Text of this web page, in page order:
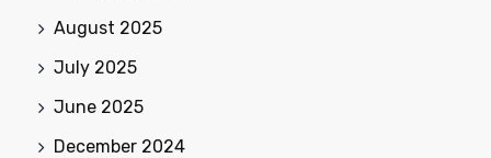
August 2025
July 2025
June 2025
December 2024